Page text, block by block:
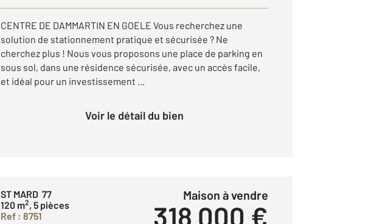
CENTRE DE DAMMARTIN EN GOELE Vous recherchez une
solution de stationnement pratique et sécurisée ? Ne
cherchez plus ! Nous vous proposons une place de parking en
sous sol, dans une résidence sécurisée, avec un accès facile,
et idéal pour un investissement ...
Voir le détail du bien
ST MARD 77
120 m2, 5 pièces
Ref : 8751
Maison à vendre
318 000 €